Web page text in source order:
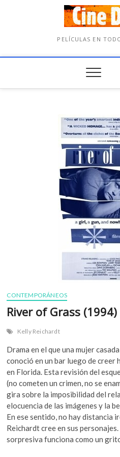
PELÍCULAS EN
CONTEMPORÁNEOS
River of Grass (1994)
Kelly Reichardt
Drama en el que una mujer
conoció en un bar luego de creer
en Florida. Esta revisión del
(no cometen un crimen, no se
gira sobre la imposibilidad del
elocuencia de las imágenes y la
En ese sentido, no hay distancia
Reichardt cree en sus
sorpresiva funciona como un